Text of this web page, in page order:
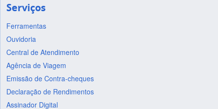
Serviços
Ferramentas
Ouvidoria
Central de Atendimento
Agência de Viagem
Emissão de Contra-cheques
Declaração de Rendimentos
Assinador Digital